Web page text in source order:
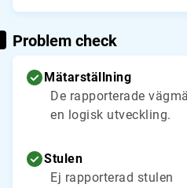
Problem check
Mätarställning
De rapporterade
en logisk utveckling.
Stulen
Ej rapporterad stulen